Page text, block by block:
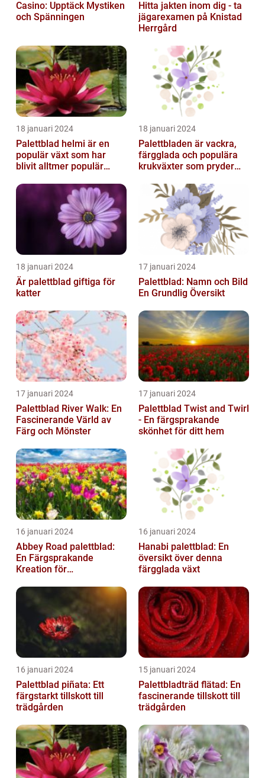
Casino: Upptäck Mystiken
och Spänningen
Hitta jakten inom dig - ta
jägarexamen på Knistad
Herrgård
18 januari 2024
Palettblad helmi är en
populär växt som har
blivit alltmer populär
trädgårdsentusiaster
18 januari 2024
Palettbladen är vackra,
färgglada och populära
krukväxter som pryder
trädgårdar runt o...
18 januari 2024
Är palettblad giftiga för
katter
17 januari 2024
Palettblad: Namn och Bild
En Grundlig Översikt
17 januari 2024
Palettblad River Walk: En
Fascinerande Värld av
Färg och Mönster
17 januari 2024
Palettblad Twist and Twirl
- En färgsprakande
skönhet för ditt hem
16 januari 2024
Abbey Road palettblad:
En Färgsprakande
Kreation för
16 januari 2024
Hanabi palettblad: En
översikt över denna
färgglada växt
16 januari 2024
Palettblad piñata: Ett
färgstarkt tillskott till
trädgården
15 januari 2024
Palettbladträd flätad: En
fascinerande tillskott till
trädgården